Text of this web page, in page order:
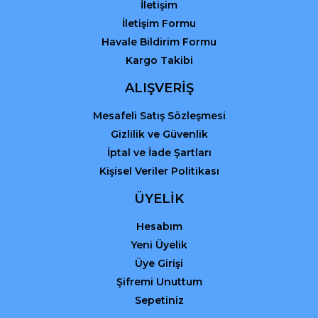
Gönder
İletişim
İletişim Formu
Havale Bildirim Formu
Kargo Takibi
ALIŞVERİŞ
Mesafeli Satış Sözleşmesi
Gizlilik ve Güvenlik
İptal ve İade Şartları
Kişisel Veriler Politikası
ÜYELİK
Hesabım
Yeni Üyelik
Üye Girişi
Şifremi Unuttum
Sepetiniz